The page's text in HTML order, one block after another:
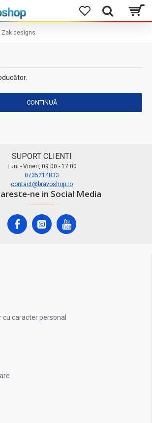
Zak designs
CONTINUĂ
SUPORT CLIENTI
Luni - Vineri, 09:00 - 17:00
0735214833
contact@bravoshop.ro
ne in Social Media
caracter personal